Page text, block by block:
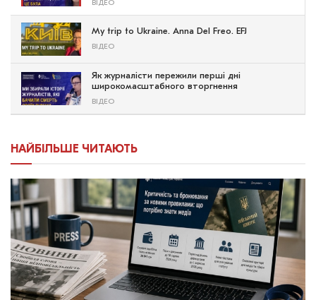
ВІДЕО
My trip to Ukraine. Anna Del Freo. EFJ
ВІДЕО
Як журналісти пережили перші дні
широкомасштабного вторгнення
ВІДЕО
НАЙБІЛЬШЕ ЧИТАЮТЬ